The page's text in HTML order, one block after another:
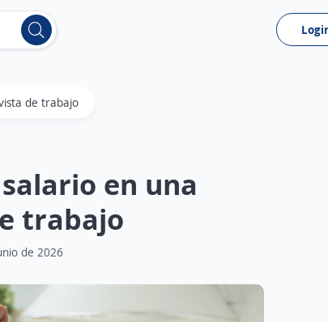
de trabajo
en una
trabajo
de 2026